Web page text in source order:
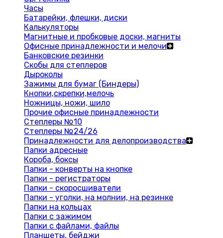
Часы
Батарейки, флешки, диски
Калькуляторы
Магнитные и пробковые доски, магниты
Офисные принадлежности и мелочи
Банковские резинки
Скобы для степлеров
Дыроколы
Зажимы для бумаг (Биндеры)
Кнопки,скрепки,мелочь
Ножницы, ножи, шило
Прочие офисные принадлежности
Степлеры №10
Степлеры №24/26
Принадлежности для делопроизводства
Папки адресные
Короба, боксы
Папки - конверты на кнопке
Папки - регистраторы
Папки - скоросшиватели
Папки - уголки, на молнии, на резинке
Папки на кольцах
Папки с зажимом
Папки с файлами, файлы
Планшеты, бейджи